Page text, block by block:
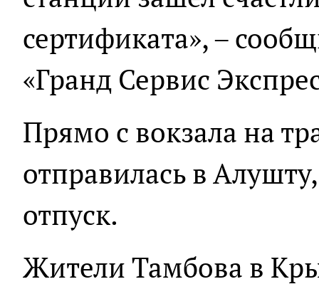
сертификата», –
«Гранд Сервис
Прямо с вокзала на
отправилась в
отпуск.
Жители Тамбова в